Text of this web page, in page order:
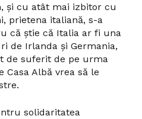
și cu atât mai izbitor cu
prietena italiană, s-a
că știe că Italia ar fi una
de Irlanda și Germania,
de suferit de pe urma
Casa Albă vrea să le
solidaritatea